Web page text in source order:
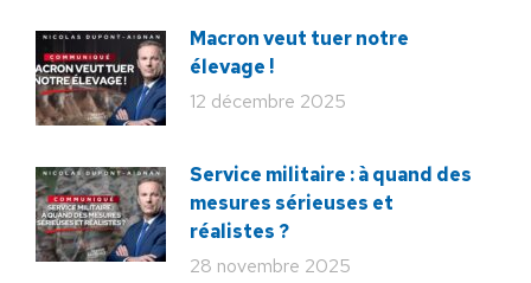
Macron veut tuer notre
élevage !
12 décembre 2025
Service militaire : à quand des
mesures sérieuses et
réalistes ?
28 novembre 2025